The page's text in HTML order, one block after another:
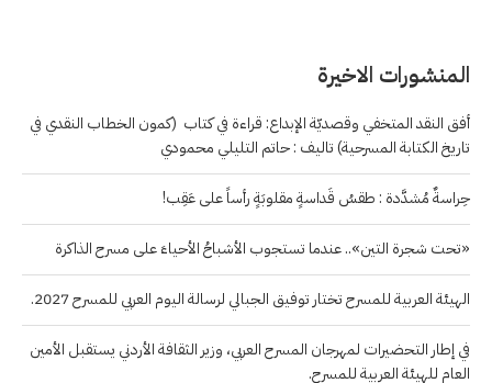
المنشورات الاخيرة
أفق النقد المتخفي وقصديّة الإبداع: قراءة في كتاب (كمون الخطاب النقدي في
تاريخ الكتابة المسرحية) تاليف : حاتم التليلي محمودي
حِراسةٌ مُشدَّدة : طقسُ قَداسةٍ مقلوبَةٍ رأساً على عَقِب!
«تحت شجرة التين».. عندما تستجوب الأشباحُ الأحياءَ على مسرح الذاكرة
الهيئة العربية للمسرح تختار توفيق الجبالي لرسالة اليوم العربي للمسرح 2027.
في إطار التحضيرات لمهرجان المسرح العربي، وزير الثقافة الأردني يستقبل الأمين
العام للهيئة العربية للمسرح.